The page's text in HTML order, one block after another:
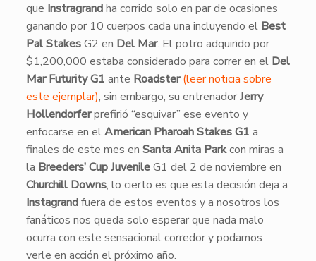
que Instragrandha corrido solo en par de ocasiones
ganando por 10 cuerpos cada una incluyendo el Best
Pal StakesG2 en Del Mar. El potro adquirido por
$1,200,000 estaba considerado para correr en el Del
Mar Futurity G1 ante Roadster (leer noticia sobre
este ejemplar), sin embargo, su entrenadorJerry
Hollendorferprefirió “esquivar” ese evento y
enfocarse en elAmerican Pharoah Stakes G1 a
finales de este mes en Santa Anita Parkcon miras a
la Breeders’ Cup JuvenileG1 del 2 de noviembre en
Churchill Downs, lo cierto es que esta decisión deja a
Instagrandfuera de estos eventos y a nosotros los
fanáticos nos queda solo esperar que nada malo
ocurra con este sensacional corredor y podamos
verle en acción el próximo año.